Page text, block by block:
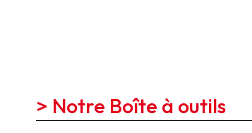
> Notre Boîte à outils